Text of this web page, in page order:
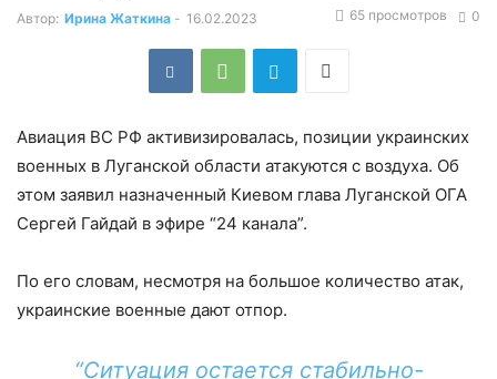
Автор: Ирина Жаткина - 16.02.2023 0
65 просмотров
Авиация ВС РФ активизировалась, позиции украинских
военных в Луганской области атакуются с воздуха. Об
этом заявил назначенный Киевом глава Луганской ОГА
Сергей Гайдай в эфире “24 канала”.
По его словам, несмотря на большое количество атак,
украинские военные дают отпор.
“Ситуация остается стабильно-